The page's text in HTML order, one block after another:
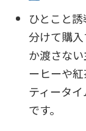
ひとこと
分けて購
か渡さな
ーヒーや
ティータ
です。